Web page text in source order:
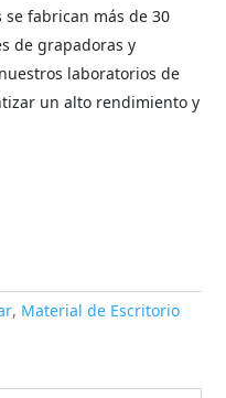
se fabrican más de 30
de grapadoras y
laboratorios de
un alto rendimiento y
, Material de Escritorio